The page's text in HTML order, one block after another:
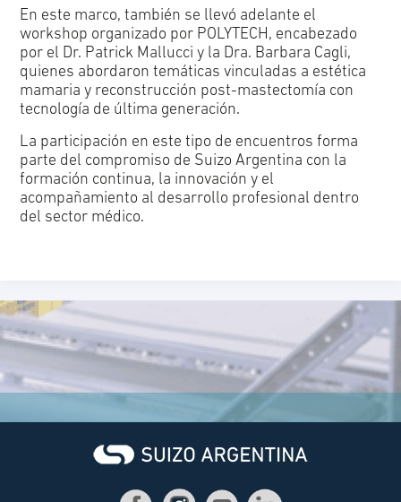
En este marco, también se llevó adelante el
workshop organizado por POLYTECH, encabezado
por el Dr. Patrick Mallucci y la Dra. Barbara Cagli,
quienes abordaron temáticas vinculadas a estética
mamaria y reconstrucción post-mastectomía con
tecnología de última generación.
La participación en este tipo de encuentros forma
parte del compromiso de Suizo Argentina con la
formación continua, la innovación y el
acompañamiento al desarrollo profesional dentro
del sector médico.